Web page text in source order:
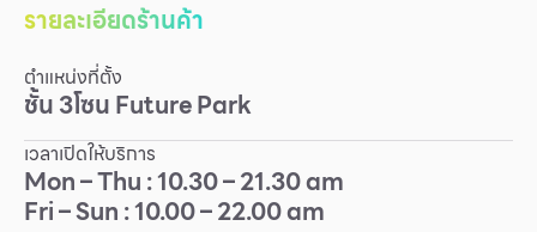
IT
Mobile
Other
รายละเอียดร้านค้า
ตำแหน่งที่ตั้ง
ชั้น3โซนFuture Park
เวลาเปิดให้บริการ
Mon – Thu : 10.30 – 21.30 am
Fri – Sun : 10.00 – 22.00 am